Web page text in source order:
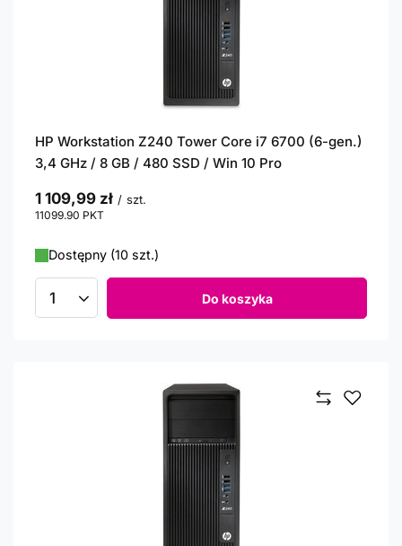
HP Workstation Z240 Tower Core i7 6700 (6-gen.)
3,4 GHz / 8 GB / 480 SSD / Win 10 Pro
1 109,99 zł / szt.
11099.90 PKT
Dostępny (10 szt.)
Ilość produktów Do koszyka